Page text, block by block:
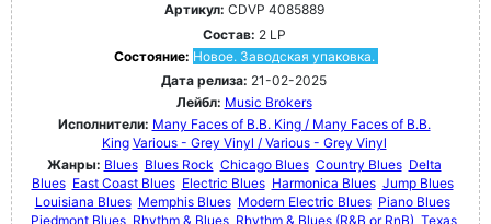
Артикул: CDVP 4085889
Состав: 2 LP
Состояние: Новое. Заводская упаковка.
Дата релиза: 21-02-2025
Лейбл: Music Brokers
Исполнители: Many Faces of B.B. King / Many Faces of B.B.
King Various - Grey Vinyl / Various - Grey Vinyl
Жанры: Blues Blues Rock Chicago Blues Country Blues Delta
Blues East Coast Blues Electric Blues Harmonica Blues Jump Blues
Louisiana Blues Memphis Blues Modern Electric Blues Piano Blues
Piedmont Blues Rhythm & Blues Rhythm & Blues (R&B or RnB) Texas